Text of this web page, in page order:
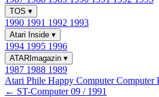
TOS ▾
1990 1991 1992 1993
Atari Inside ▾
1994 1995 1996
ATARImagazin ▾
1987 1988 1989
Atari Phile Happy ComputerComputer
← ST-Computer 09 / 1991